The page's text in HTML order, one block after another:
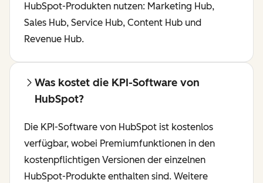
HubSpot-Produkten nutzen: Marketing Hub,
Sales Hub, Service Hub, Content Hub und
Revenue Hub.
Was kostet die KPI-Software von
HubSpot?
Die KPI-Software von HubSpot ist kostenlos
verfügbar, wobei Premiumfunktionen in den
kostenpflichtigen Versionen der einzelnen
HubSpot-Produkte enthalten sind. Weitere